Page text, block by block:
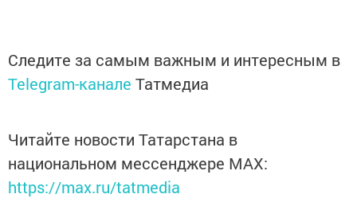
Следите за самым важным и интересным в
Telegram-канале Татмедиа
Читайте новости Татарстана в
национальном мессенджере MАХ:
https://max.ru/tatmedia